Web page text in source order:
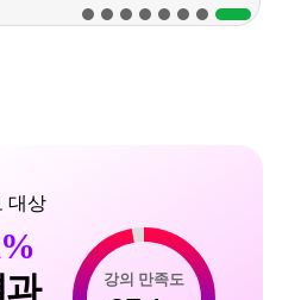
대상
강의 만족도